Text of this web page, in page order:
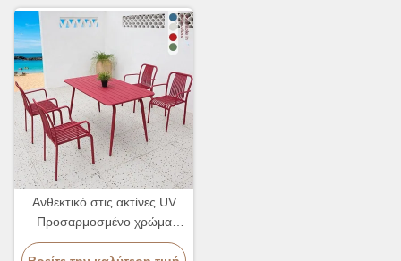
Ανθεκτικό στις ακτίνες UV
Προσαρμοσμένο χρώμα
Εξωτερικό τραπέζι και